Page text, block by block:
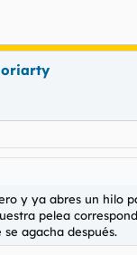
y ya abres un hilo
pelea
agacha después.